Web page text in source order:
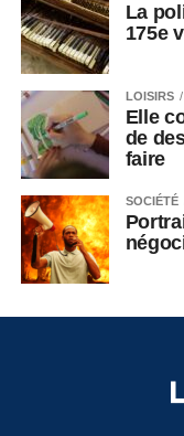
La
175e
LOISIRS
Elle
de
faire
SOCIÉTÉ